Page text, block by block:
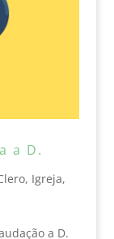
a D.
, Igreja,
a D.